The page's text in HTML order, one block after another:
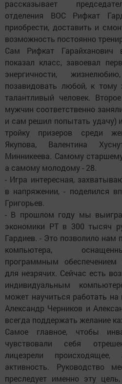
рассказывает
отделения ВОС Рифкат
приобрести, доставить и
возможность постоянно
Сам Рифкат Гарайханович
показал класс, завоевал
энергичности,
позавидовать любой, к тому
талантливый человек.
мужчин соответственно
и сам решил попытать удачу)
тройку призеров среди
Якупова, Валентина
Минникеева. Самому
а самому молодому - 28.
- Игра интересная,
в напряжении, - поделился
Григорьев.
- В прошлом году мы
экономики РТ в 300 тысяч
Гардиев. - Это позволило нам
компьютера,
программным
для незрячих. Сейчас есть
индивидуальным
может научиться работать
Александр Черников и
всегда поддержать желание
Самое главное, чтобы
чувствовали себя
лицезрели
активность. Руководство
преследует именно эту